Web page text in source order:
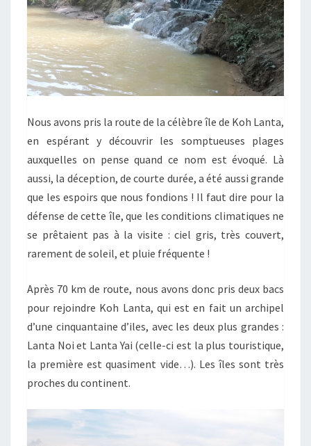
Nous avons pris la route de la célèbre île de Koh Lanta,
en espérant y découvrir les somptueuses plages
auxquelles on pense quand ce nom est évoqué. Là
aussi, la déception, de courte durée, a été aussi grande
que les espoirs que nous fondions ! Il faut dire pour la
défense de cette île, que les conditions climatiques ne
se prêtaient pas à la visite : ciel gris, très couvert,
rarement de soleil, et pluie fréquente !
Après 70 km de route, nous avons donc pris deux bacs
pour rejoindre Koh Lanta, qui est en fait un archipel
d’une cinquantaine d’iles, avec les deux plus grandes :
Lanta Noi et Lanta Yai (celle-ci est la plus touristique,
la première est quasiment vide…). Les îles sont très
proches du continent.